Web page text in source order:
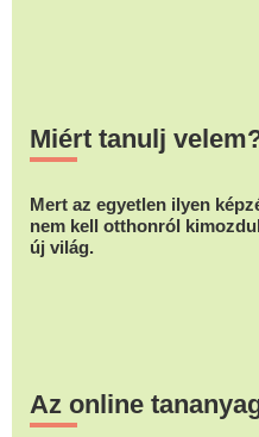
Miért tanulj
Mert az egyetlen ilyen
nem kell otthonról
új világ.
Az online